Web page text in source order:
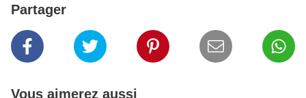
Partager
Vous aimerez aussi